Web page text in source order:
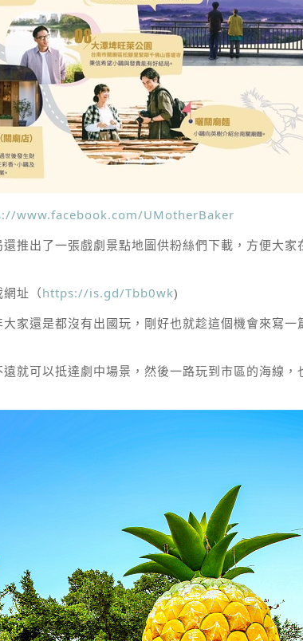
www.facebook.com/UMotherBaker
推出了一張戲劇景點地圖供粉絲們下載，方便大家
址（https://is.gd/Tbb0wk)
家還是都沒有出國玩，剛好也就趁這個機會來寫一
就可以抵達劇中場景，然後一路玩到市區的海線，